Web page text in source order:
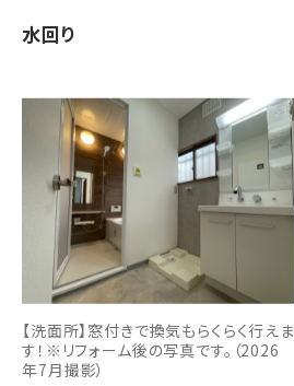
水回り
【洗面所】窓付きで換気もらくらく行えま
す！※リフォーム後の写真です。（2026
年7月撮影）